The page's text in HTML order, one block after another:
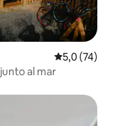
Calificación
5,0 (74)
al mar